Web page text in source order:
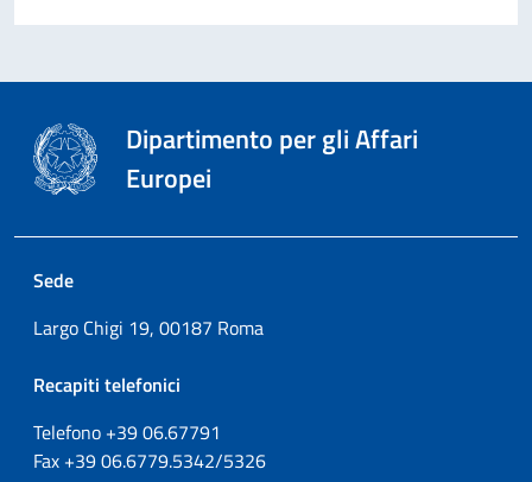
Dipartimento per gli Affari
Europei
Sede
Largo Chigi 19, 00187 Roma
Recapiti telefonici
Telefono +3906.67791
Fax +3906.6779.5342/5326